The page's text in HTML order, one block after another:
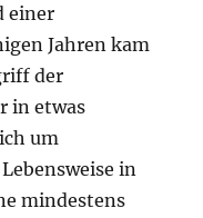
einer
Jahren kam
der
in etwas
um
in
mindestens